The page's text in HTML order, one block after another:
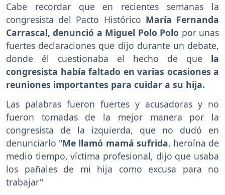
Cabe recordar que en recientes semanas la
congresista del Pacto Histórico María Fernanda
Carrascal, denunció a Miguel Polo Polo por unas
fuertes declaraciones que dijo durante un debate,
donde él cuestionaba el hecho de que la
congresista había faltado en varias ocasiones a
reuniones importantes para cuidar a su hija.
Las palabras fueron fuertes y acusadoras y no
fueron tomadas de la mejor manera por la
congresista de la izquierda, que no dudó en
denunciarlo "Me llamó mamá sufrida, heroína de
medio tiempo, víctima profesional, dijo que usaba
los pañales de mi hija como excusa para no
trabajar"